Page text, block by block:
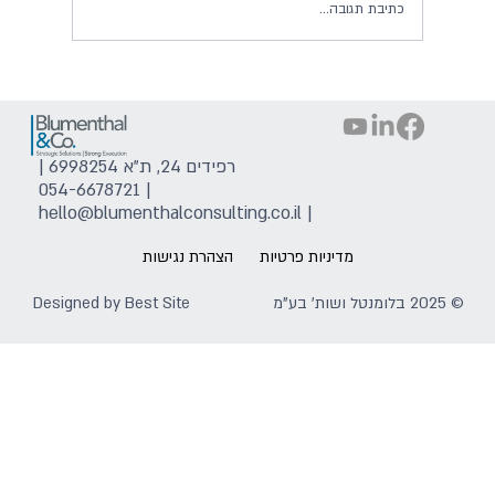
כתיבת תגובה...
מדיניות פרטיות הצהרת נגישות
רפידים 24, ת"א 6998254 |
|
054-6678721
|
hello@blumenthalconsulting.co.il
© 2025 בלומנטל ושות' בע"מ Designed byBest Site